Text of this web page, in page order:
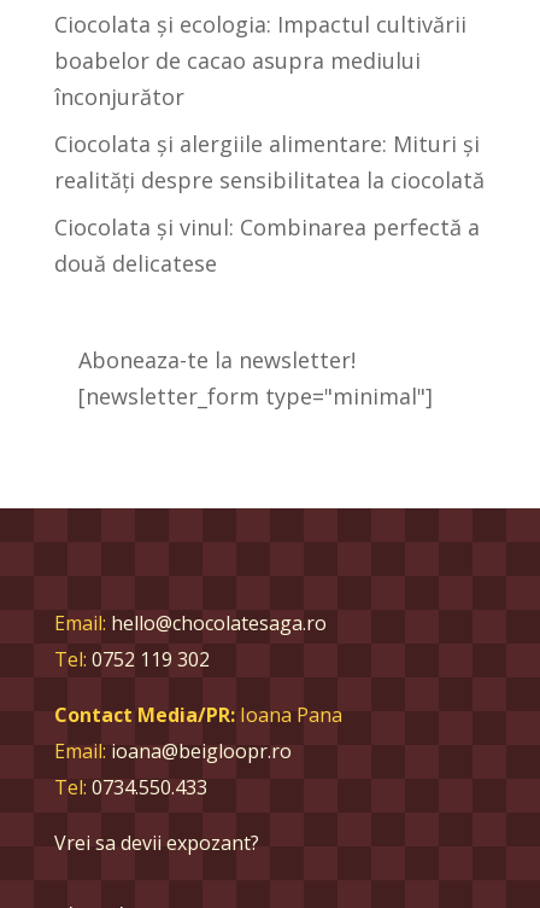
Ciocolata și ecologia: Impactul cultivării
boabelor de cacao asupra mediului
înconjurător
Ciocolata și alergiile alimentare: Mituri și
realități despre sensibilitatea la ciocolată
Ciocolata și vinul: Combinarea perfectă a
două delicatese
Aboneaza-te la newsletter!
[newsletter_form type="minimal"]
Email: hello@chocolatesaga.ro
Tel: 0752 119 302
Contact Media/PR:Ioana Pana
Email: ioana@beigloopr.ro
Tel: 0734.550.433
Vrei sa devii expozant?